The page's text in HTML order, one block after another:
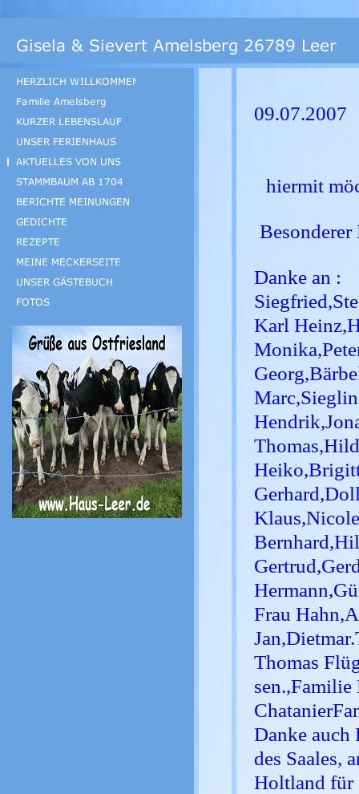
09.07.2007
hiermit
Danke an :
Karl
Frau
Thomas
Chatanier
Danke auch
des Saales,
Holtland für